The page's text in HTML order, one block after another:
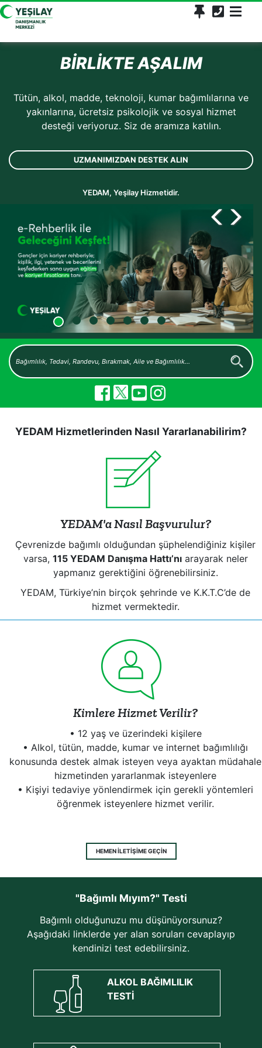
BİRLİKTE AŞALIM
Tütün, alkol, madde, teknoloji, kumar bağımlılarına ve
yakınlarına, ücretsiz psikolojik ve sosyal hizmet
desteği veriyoruz. Siz de aramıza katılın.
UZMANIMIZDAN DESTEK ALIN
YEDAM, Yeşilay Hizmetidir.
YEDAM Hizmetlerinden Nasıl Yararlanabilirim?
YEDAM'a Nasıl Başvurulur?
Çevrenizde bağımlı olduğundan şüphelendiğiniz kişiler
varsa, 115 YEDAM Danışma Hattı’nıarayarak neler
yapmanız gerektiğini öğrenebilirsiniz.
YEDAM, Türkiye’nin birçok şehrinde ve K.K.T.C’de de
hizmet vermektedir.
Kimlere Hizmet Verilir?
• 12 yaş ve üzerindeki kişilere
• Alkol, tütün, madde, kumar ve internet bağımlılığı
konusunda destek almak isteyen veya ayaktan müdahale
hizmetinden yararlanmak isteyenlere
• Kişiyi tedaviye yönlendirmek için gerekli yöntemleri
öğrenmek isteyenlere hizmet verilir.
HEMEN İLETİŞİME GEÇİN
"Bağımlı Mıyım?" Testi
Bağımlı olduğunuzu mu düşünüyorsunuz?
Aşağıdaki linklerde yer alan soruları cevaplayıp
kendinizi test edebilirsiniz.
ALKOL BAĞIMLILIK
TESTİ